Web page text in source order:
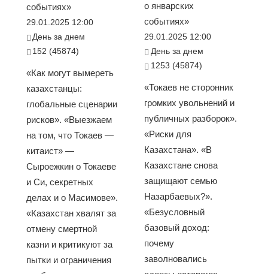
событиях»
29.01.2025 12:00
День за днем
152 (45874)
«Как могут вымереть
казахстанцы:
глобальные сценарии
рисков». «Выезжаем
на том, что Токаев —
китаист» —
Сыроежкин о Токаеве
и Си, секретных
делах и о Масимове».
«Казахстан хвалят за
отмену смертной
казни и критикуют за
пытки и ограничения
о январских
событиях»
29.01.2025 12:00
День за днем
1253 (45874)
«Токаев не сторонник
громких увольнений и
публичных разборок».
«Риски для
Казахстана». «В
Казахстане снова
защищают семью
Назарбаевых?».
«Безусловный
базовый доход:
почему
заволновались